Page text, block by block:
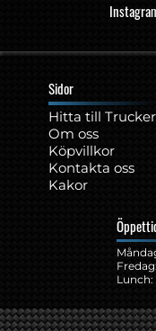
Sidor
Hitta till Trucker
Om oss
Köpvillkor
Kontakta oss
Kakor
Lunch: